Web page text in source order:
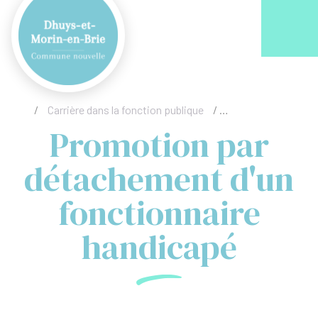
/ Carrière dans la fonction publique / Promotion par
Promotion par
détachement d'un
fonctionnaire
handicapé